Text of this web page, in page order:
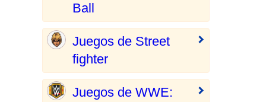
Ball
Juegos de Street
fighter
Juegos de WWE: